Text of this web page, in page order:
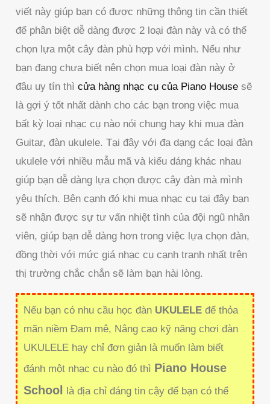
viết này giúp bạn có được những thông tin cần thiết
để phân biệt dễ dàng được 2 loại đàn này và có thể
chọn lựa một cây đàn phù hợp với mình. Nếu như
bạn đang chưa biết nên chọn mua loại đàn này ở
đâu uy tín thìcửa hàng nhạc cụ của Piano House sẽ
là gợi ý tốt nhất dành cho các bạn trong việc mua
bất kỳ loại nhạc cụ nào nói chung hay khi mua đàn
Guitar, đàn ukulele. Tại đây với đa dạng các loại đàn
ukulele với nhiều mẫu mã và kiểu dáng khác nhau
giúp bạn dễ dàng lựa chọn được cây đàn mà mình
yêu thích. Bên cạnh đó khi mua nhạc cụ tại đây bạn
sẽ nhận được sự tư vấn nhiệt tình của đội ngũ nhân
viên, giúp bạn dễ dàng hơn trong việc lựa chọn đàn,
đồng thời với mức giá nhạc cụ cạnh tranh nhất trên
thị trường chắc chắn sẽ làm bạn hài lòng.
Nếu bạn có nhu cầu học đàn UKULELE để thỏa
mãn niềm Đam mê, Nâng cao kỹ năng chơi đàn
UKULELE hay chỉ đơn giản là muốn làm biết
đánh một nhạc cụ nào đó thì Piano House
School
là địa chỉ đáng tin cậy để bạn có thể